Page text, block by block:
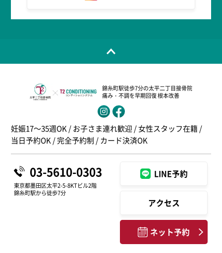
錦糸町駅徒歩7分の太平二丁目接骨院
痛み・不調を早期回復 根本改善
妊娠17～35週OK / お子さま連れ歓迎 / 女性スタッフ在籍 /
当日予約OK / 完全予約制 / カード決済OK
03-5610-0303
東京都墨田区太平2-5-8KTビル2階
錦糸町駅から徒歩7分
LINE予約
アクセス
ネット予約